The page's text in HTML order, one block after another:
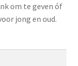
om te geven óf
jong en oud.